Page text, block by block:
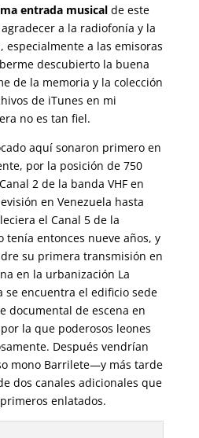
entrada musical de este
a la radiofonía y la
especialmente a las emisoras
descubierto la buena
de la memoria y la colección
de iTunes en mi
no es tan fiel.
aquí sonaron primero en
por la posición de 750
2 de la banda VHF en
en Venezuela hasta
el Canal 5 de la
tenía entonces nueve años, y
su primera transmisión en
en la urbanización La
se encuentra el edificio sede
documental de escena en
la que poderosos leones
Después vendrían
mono Barrilete—y más tarde
dos canales adicionales que
enlatados.